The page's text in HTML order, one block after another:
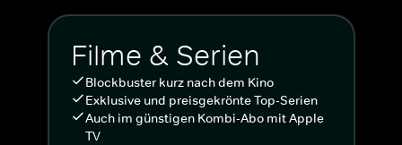
Filme & Serien
Blockbuster kurz nach dem Kino
Exklusive und preisgekrönte Top-Serien
Auch im günstigen Kombi-Abo mit Apple
TV